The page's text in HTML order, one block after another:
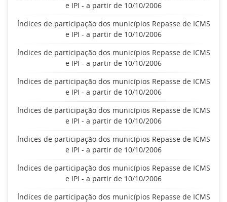
e IPI - a partir de 10/10/2006
Índices de participação dos municípios Repasse de ICMS
e IPI - a partir de 10/10/2006
Índices de participação dos municípios Repasse de ICMS
e IPI - a partir de 10/10/2006
Índices de participação dos municípios Repasse de ICMS
e IPI - a partir de 10/10/2006
Índices de participação dos municípios Repasse de ICMS
e IPI - a partir de 10/10/2006
Índices de participação dos municípios Repasse de ICMS
e IPI - a partir de 10/10/2006
Índices de participação dos municípios Repasse de ICMS
e IPI - a partir de 10/10/2006
Índices de participação dos municípios Repasse de ICMS